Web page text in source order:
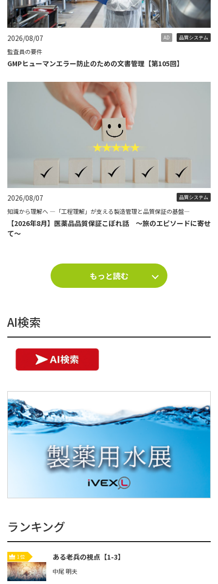
2026/08/07 AD 品質システム
監査員の要件
GMPヒューマンエラー防止のための文書管理【第105回】
2026/08/07 品質システム
知識から理解へ ―「工程理解」が支える製造管理と品質保証の基盤―
【2026年8月】医薬品品質保証こぼれ話 ～旅のエピソードに寄せ
て～
もっと読む
AI検索
ランキング
1位 ある老兵の視点【1-3】
中尾 明夫